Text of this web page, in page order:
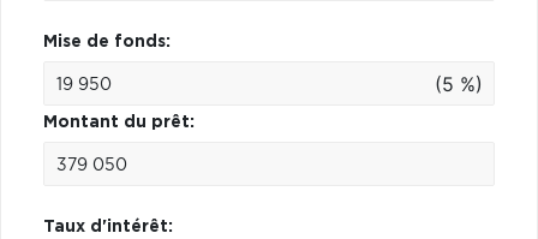
Mise de fonds:
(5 %)
Montant du prêt:
Taux d'intérêt: